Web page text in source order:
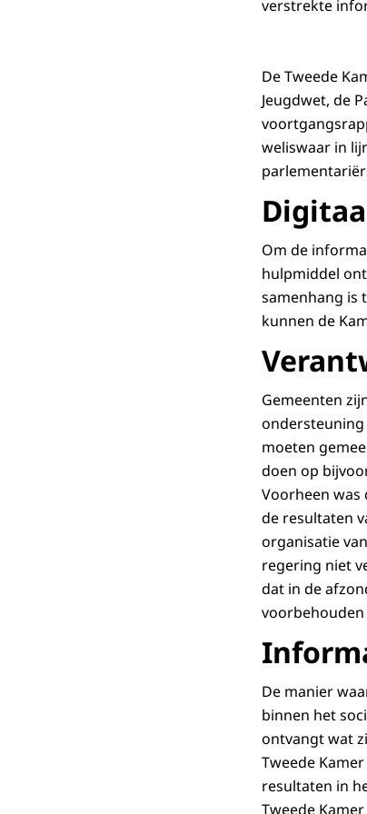
verstrekte
De Tweede
Jeugdwet, de
weliswaar in
Om de
hulpmiddel
samenhang is
kunnen de
Gemeenten
ondersteuning
moeten
doen op
Voorheen was
de resultaten
organisatie
regering niet
dat in de
voorbehouden
De manier
binnen het
ontvangt wat
Tweede
resultaten in
Tweede